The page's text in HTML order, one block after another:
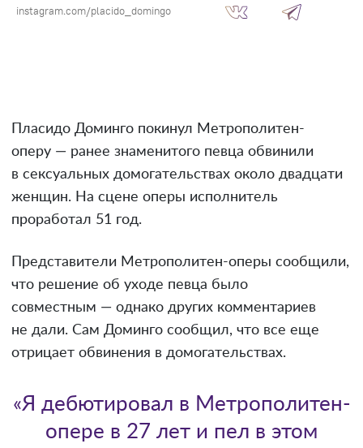
instagram.com/placido_domingo
Пласидо Доминго покинул Метрополитен-
оперу — ранее знаменитого певца обвинили
в сексуальных домогательствах около двадцати
женщин. На сцене оперы исполнитель
проработал 51 год.
Представители Метрополитен-оперы сообщили,
что решение об уходе певца было
совместным — однако других комментариев
не дали. Сам Доминго сообщил, что все еще
отрицает обвинения в домогательствах.
«Я дебютировал в Метрополитен-
опере в 27 лет и пел в этом